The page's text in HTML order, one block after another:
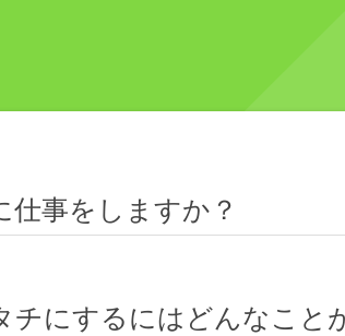
事をしますか？
にするにはどんなこと